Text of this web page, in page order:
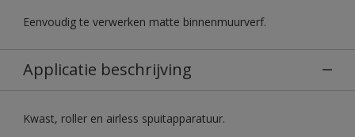
Eenvoudig te verwerken matte binnenmuurverf.
Applicatie beschrijving
Kwast, roller en airless spuitapparatuur.